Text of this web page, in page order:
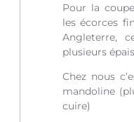
Pour la
les écorces
Angleterre,
plusieurs
Chez nous
mandoline
cuire)